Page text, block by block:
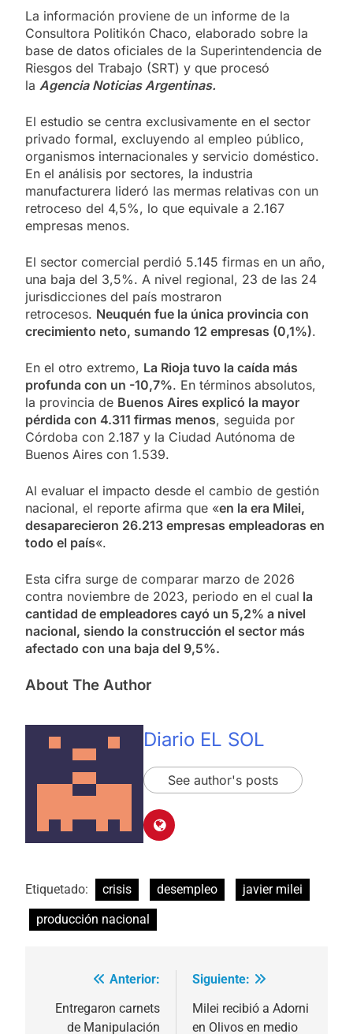
La información proviene de un informe de la
Consultora Politikón Chaco, elaborado sobre la
base de datos oficiales de la Superintendencia de
Riesgos del Trabajo (SRT) y que procesó
la Agencia Noticias Argentinas.
El estudio se centra exclusivamente en el sector
privado formal, excluyendo al empleo público,
organismos internacionales y servicio doméstico.
En el análisis por sectores, la industria
manufacturera lideró las mermas relativas con un
retroceso del 4,5%, lo que equivale a 2.167
empresas menos.
El sector comercial perdió 5.145 firmas en un año,
una baja del 3,5%. A nivel regional, 23 de las 24
jurisdicciones del país mostraron
retrocesos. Neuquén fue la única provincia con
crecimiento neto, sumando 12 empresas (0,1%).
En el otro extremo, La Rioja tuvo la caída más
profunda con un -10,7%. En términos absolutos,
la provincia de Buenos Aires explicó la mayor
pérdida con 4.311 firmas menos, seguida por
Córdoba con 2.187 y la Ciudad Autónoma de
Buenos Aires con 1.539.
Al evaluar el impacto desde el cambio de gestión
nacional, el reporte afirma que «en la era Milei,
desaparecieron 26.213 empresas empleadoras en
todo el país«.
Esta cifra surge de comparar marzo de 2026
contra noviembre de 2023, periodo en el cual la
cantidad de empleadores cayó un 5,2% a nivel
nacional, siendo la construcción el sector más
afectado con una baja del 9,5%.
About The Author
Diario EL SOL
See author's posts
Etiquetado: crisis desempleo
javier milei
producción nacional
Navegación
de
Anterior:
Entregaron carnets
de Manipulación
Siguiente:
Milei recibió a Adorni
en Olivos en medio